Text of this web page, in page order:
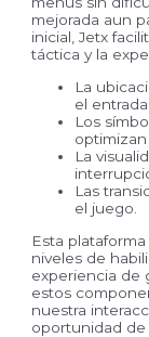
mejorada aun
inicial, Jetx
táctica y la
La
el
Los
optimizan
La
Las
el juego.
Esta
niveles de
experiencia de
estos
nuestra
oportunidad